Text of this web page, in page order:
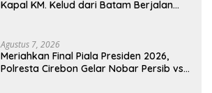
Kapal KM. Kelud dari Batam Berjalan
Agustus 7, 2026
Meriahkan Final Piala Presiden 2026,
Polresta Cirebon Gelar Nobar Persib vs